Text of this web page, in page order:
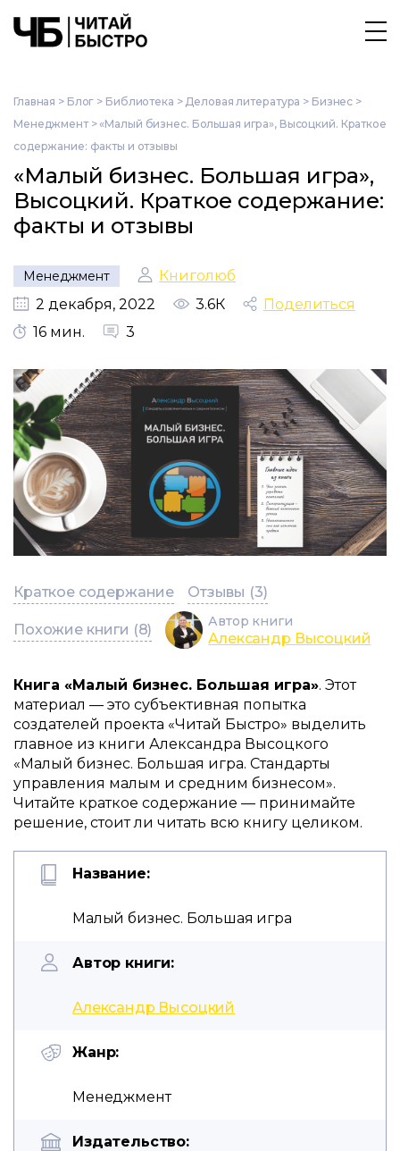
Главная > Блог > Библиотека > Деловая литература > Бизнес >
Менеджмент>«Малый бизнес. Большая игра», Высоцкий. Краткое
содержание: факты и отзывы
«Малый бизнес. Большая игра»,
Высоцкий. Краткое содержание:
факты и отзывы
Менеджмент
Книголюб
2 декабря, 2022
3.6К
Поделиться
16 мин.
3
Краткое содержание Отзывы (3)
Похожие книги (8) Автор книги
Александр Высоцкий
Книга «Малый бизнес. Большая игра». Этот
материал — это субъективная попытка
создателей проекта «Читай Быстро» выделить
главное из книги Александра Высоцкого
«Малый бизнес. Большая игра. Стандарты
управления малым и средним бизнесом».
Читайте краткое содержание — принимайте
решение, стоит ли читать всю книгу целиком.
Название:
Малый бизнес. Большая игра
Автор книги:
Александр Высоцкий
Жанр:
Менеджмент
Издательство: